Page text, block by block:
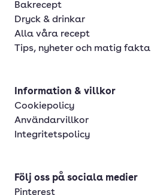
Bakrecept
Dryck & drinkar
Alla våra recept
Tips, nyheter och matig fakta
Information & villkor
Cookiepolicy
Användarvillkor
Integritetspolicy
Följ oss på sociala medier
Pinterest